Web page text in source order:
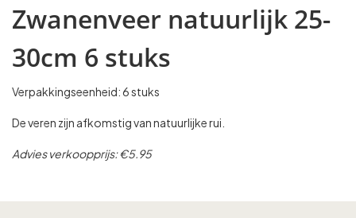
Zwanenveer natuurlijk 25-
30cm 6 stuks
Verpakkingseenheid: 6 stuks
De veren zijn afkomstig van natuurlijke rui.
Advies verkoopprijs: €5.95